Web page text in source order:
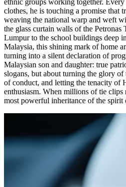
clothes, he is touching a promise that
weaving the national warp and weft
the glass curtain walls of the
Lumpur to the school buildings deep
Malaysia, this shining mark of home
turning into a silent declaration of
Malaysian son and daughter: true
slogans, but about turning the glory
of conduct, and letting the tenacity of
enthusiasm. When millions of tie clips
most powerful inheritance of the spirit